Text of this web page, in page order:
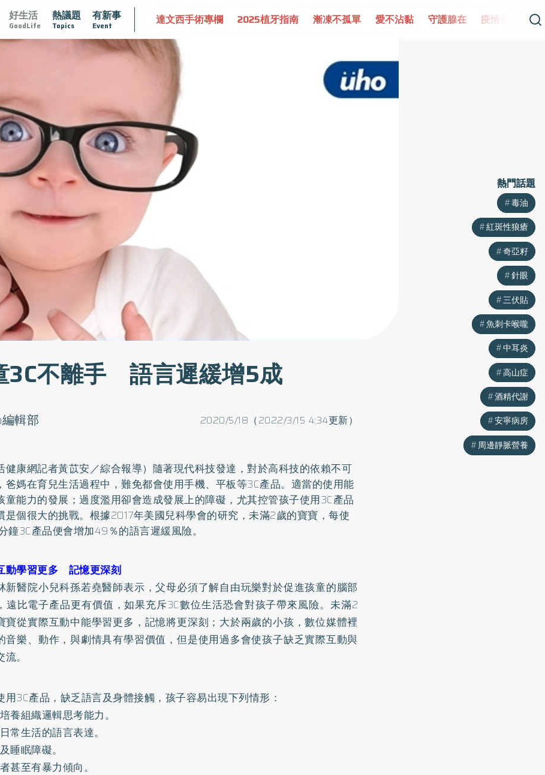
好生活
GoodLife
熱議題
Topics
有新事
Event
守護骨骼健康 達文西手術專欄 2025植牙指南 漸凍不孤單 愛不沾黏 守護腺在 疫情保衛戰 再生醫學 愛的
3C不離手 語言遲緩增5成
2020/5/18（2022/3/15 4:34更新）
輯部
健康網記者黃苡安／綜合報導）隨著現代科技發達，對於高科技的依賴不可
爸媽在育兒生活過程中，難免都會使用手機、平板等3C產品。適當的使用能
童能力的發展；過度濫用卻會造成發展上的障礙，尤其控管孩子使用3C產品
是個很大的挑戰。根據2017年美國兒科學會的研究，未滿2歲的寶寶，每使
鐘3C產品便會增加49％的語言遲緩風險。
動學習更多 記憶更深刻
新醫院小兒科孫若堯醫師表示，父母必須了解自由玩樂對於促進孩童的腦部
遠比電子產品更有價值，如果充斥3C數位生活恐會對孩子帶來風險。未滿2
寶從實際互動中能學習更多，記憶將更深刻；大於兩歲的小孩，數位媒體裡
音樂、動作，與劇情具有學習價值，但是使用過多會使孩子缺乏實際互動與
。
用3C產品，缺乏語言及身體接觸，孩子容易出現下列情形：
養組織邏輯思考能力。
常生活的語言表達。
及睡眠障礙。
甚至有暴力傾向。
熱門話題
毒油
紅斑性狼瘡
奇亞籽
針眼
三伏貼
魚刺卡喉嚨
中耳炎
高山症
酒精代謝
安寧病房
周邊靜脈營養
熱門話題
毒油
紅斑性狼瘡
奇亞籽
針眼
三伏貼
魚刺卡喉嚨
中耳炎
高山症
酒精代謝
安寧病房
周邊靜脈營養